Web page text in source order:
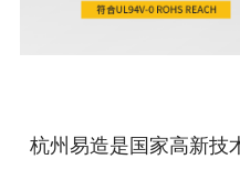
杭州易造是国家高新技